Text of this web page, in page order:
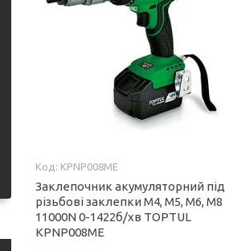
KPNP008ME
Заклепочник акумуляторний під
різьбові заклепки M4, M5, M6, M8
11000N 0-1422б/хв TOPTUL
KPNP008ME